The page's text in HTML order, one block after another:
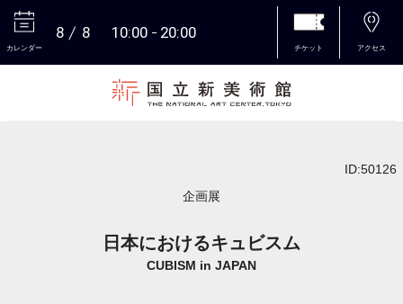
カレンダー
8 8 10:00 20:00
チケット アクセス
ID:50126
企画展
日本におけるキュビスム
CUBISM in JAPAN